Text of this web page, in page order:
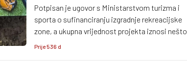
Potpisan je ugovor s Ministarstvom turizma i
sporta o sufinanciranju izgradnje rekreacijske
zone, a ukupna vrijednost projekta iznosi nešto
više od 226 tisuća eura!
Prije 536 d